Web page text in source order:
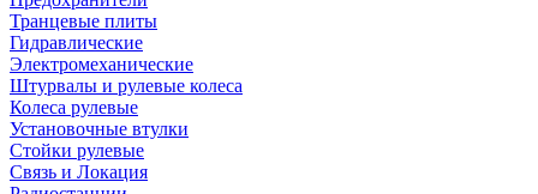
Транцевые плиты
Гидравлические
Электромеханические
Штурвалы и рулевые колеса
Колеса рулевые
Установочные втулки
Стойки рулевые
Связь и Локация